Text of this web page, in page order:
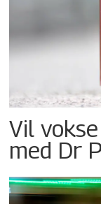
Vil
med Dr